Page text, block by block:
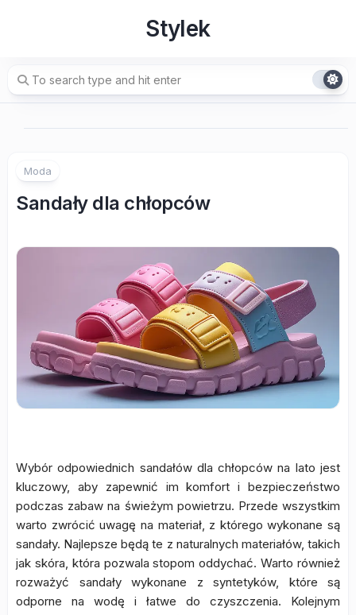
Stylek
Moda
Sandały dla chłopców
Wybór odpowiednich sandałów dla chłopców na lato jest
kluczowy, aby zapewnić im komfort i bezpieczeństwo
podczas zabaw na świeżym powietrzu. Przede wszystkim
warto zwrócić uwagę na materiał, z którego wykonane są
sandały. Najlepsze będą te z naturalnych materiałów, takich
jak skóra, która pozwala stopom oddychać. Warto również
rozważyć sandały wykonane z syntetyków, które są
odporne na wodę i łatwe do czyszczenia. Kolejnym